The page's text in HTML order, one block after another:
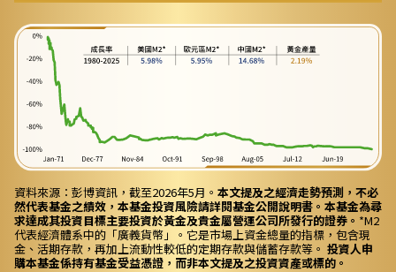
資料來源：彭博資訊，截至2026年5月。 本文提及之經濟走勢預測，不必
然代表基金之績效，本基金投資風險請詳閱基金公開說明書。本基金為尋
求達成其投資目標主要投資於黃金及貴金屬營運公司所發行的證券。 *M2
代表經濟體系中的「廣義貨幣」。它是市場上資金總量的指標，包含現
金、活期存款，再加上流動性較低的定期存款與儲蓄存款等。 投資人申
購本基金係持有基金受益憑證，而非本文提及之投資資產或標的。